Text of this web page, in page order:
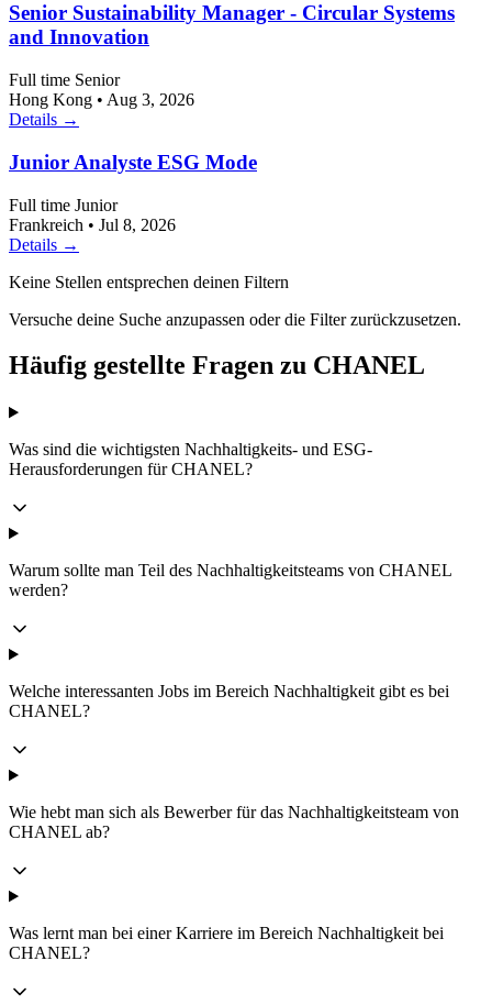
Senior Sustainability Manager - Circular Systems
and Innovation
Full time Senior
Hong Kong • Aug 3, 2026
Details →
Junior Analyste ESG Mode
Full time Junior
Frankreich • Jul 8, 2026
Details →
Keine Stellen entsprechen deinen Filtern
Versuche deine Suche anzupassen oder die Filter zurückzusetzen.
Häufig gestellte Fragen zu CHANEL
Was sind die wichtigsten Nachhaltigkeits- und ESG-
Herausforderungen für CHANEL?
Warum sollte man Teil des Nachhaltigkeitsteams von CHANEL
werden?
Welche interessanten Jobs im Bereich Nachhaltigkeit gibt es bei
CHANEL?
Wie hebt man sich als Bewerber für das Nachhaltigkeitsteam von
CHANEL ab?
Was lernt man bei einer Karriere im Bereich Nachhaltigkeit bei
CHANEL?